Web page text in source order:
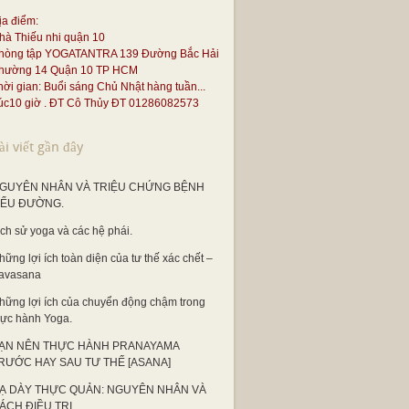
điểm:
Thiếu nhi quận 10
tập YOGATANTRA 139 Đường Bắc Hải
14 Quận 10 TP HCM
gian: Buổi sáng Chủ Nhật hàng tuần...
giờ . ĐT Cô Thủy ĐT 01286082573
viết gần đây
NHÂN VÀ TRIỆU CHỨNG BỆNH
ĐƯỜNG.
sử yoga và các hệ phái.
lợi ích toàn diện của tư thế xác chết –
lợi ích của chuyển động chậm trong
hành Yoga.
NÊN THỰC HÀNH PRANAYAMA
HAY SAU TƯ THẾ [ASANA]
DÀY THỰC QUẢN: NGUYÊN NHÂN VÀ
ĐIỀU TRỊ